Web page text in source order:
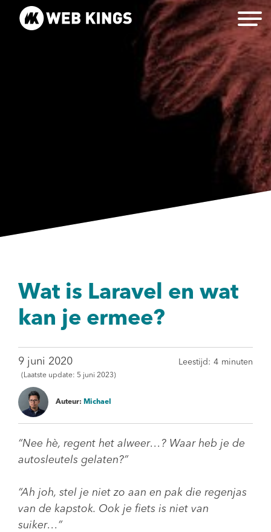
Wat is Laravel en wat
kan je ermee?
9 juni 2020
(Laatste update: 5 juni 2023)
Leestijd: 4 minuten
Auteur: Michael
“Nee hè, regent het alweer…? Waar heb je de
autosleutels gelaten?”
“Ah joh, stel je niet zo aan en pak die regenjas
van de kapstok. Ook je fiets is niet van
suiker…”